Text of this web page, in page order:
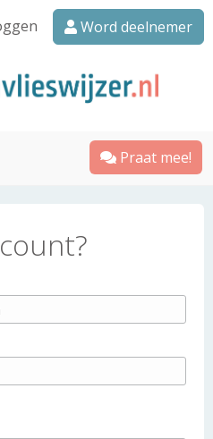
Word deelnemer
Praat mee!